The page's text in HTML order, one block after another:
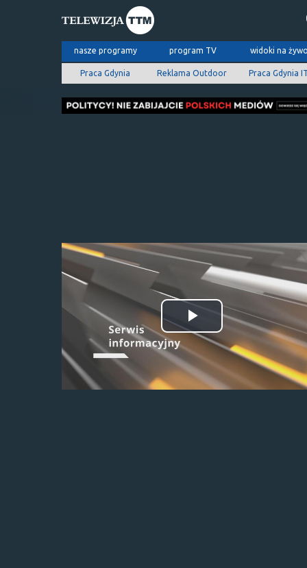
nasze programy program TV widoki na
Praca Gdynia Reklama Outdoor Praca Gdynia
Odtwórz
wideo